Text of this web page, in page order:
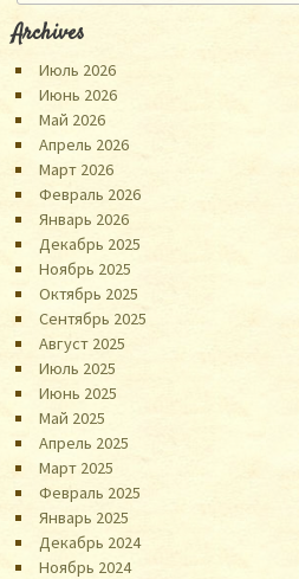
Archives
Июль 2026
Июнь 2026
Май 2026
Апрель 2026
Март 2026
Февраль 2026
Январь 2026
Декабрь 2025
Ноябрь 2025
Октябрь 2025
Сентябрь 2025
Август 2025
Июль 2025
Июнь 2025
Май 2025
Апрель 2025
Март 2025
Февраль 2025
Январь 2025
Декабрь 2024
Ноябрь 2024